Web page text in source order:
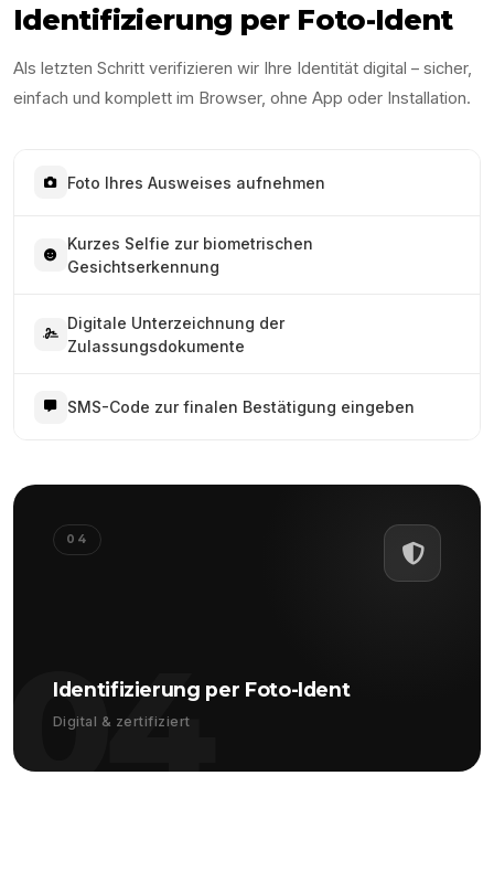
Identifizierung per Foto-Ident
Als letzten Schritt verifizieren wir Ihre Identität digital – sicher,
einfach und komplett im Browser, ohne App oder Installation.
Foto Ihres Ausweises aufnehmen
Kurzes Selfie zur biometrischen
Gesichtserkennung
Digitale Unterzeichnung der
Zulassungsdokumente
SMS-Code zur finalen Bestätigung eingeben
04
04
Identifizierung per Foto-Ident
Digital & zertifiziert